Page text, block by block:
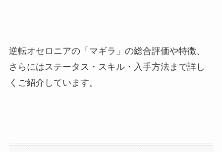
逆転オセロニアの「マギラ」の総合評価や特徴、
さらにはステータス・スキル・入手方法まで詳し
くご紹介しています。